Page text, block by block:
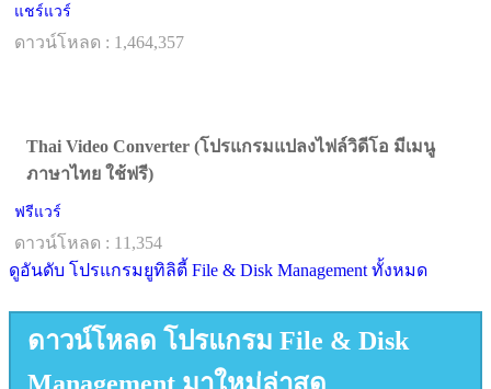
แชร์แวร์
ดาวน์โหลด : 1,464,357
Thai Video Converter (โปรแกรมแปลงไฟล์วิดีโอ มีเมนู
ภาษาไทย ใช้ฟรี)
ฟรีแวร์
ดาวน์โหลด : 11,354
ดูอันดับ โปรแกรมยูทิลิตี้ File & Disk Management ทั้งหมด
ดาวน์โหลด โปรแกรม File & Disk